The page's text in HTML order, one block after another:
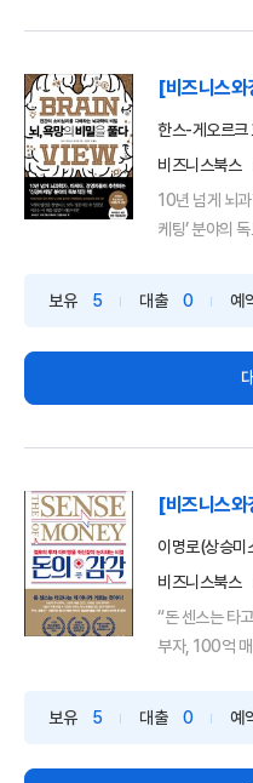
[비즈니스와
한스-게오르크
비즈니스북스
10년 넘게 뇌
케팅’ 분야의
보유 5 대출 0 예
[비즈니스와
이명로(상승미
비즈니스북스
“돈 센스는 타
부자, 100억
보유 5 대출 0 예